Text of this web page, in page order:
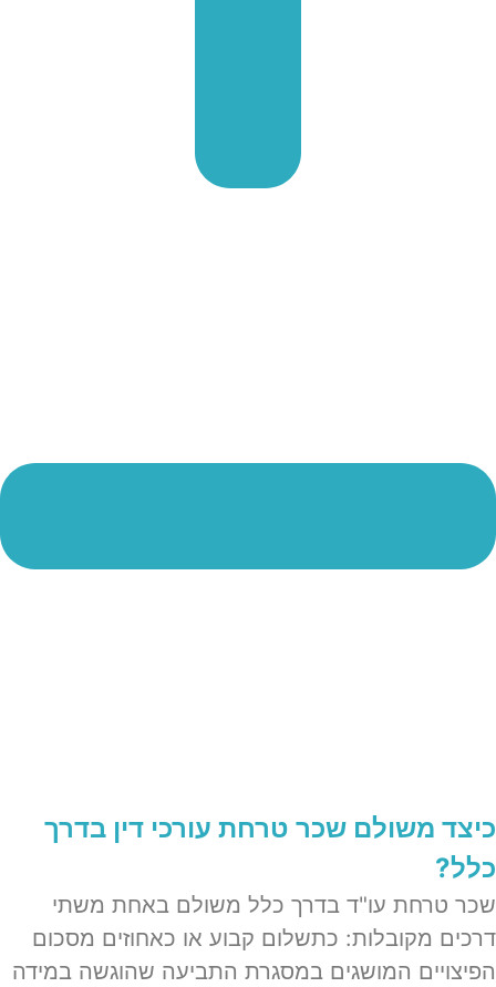
כיצד משולם שכר טרחת עורכי דין בדרך
כלל?
שכר טרחת עו"ד בדרך כלל משולם באחת משתי
דרכים מקובלות: כתשלום קבוע או כאחוזים מסכום
הפיצויים המושגים במסגרת התביעה שהוגשה במידה